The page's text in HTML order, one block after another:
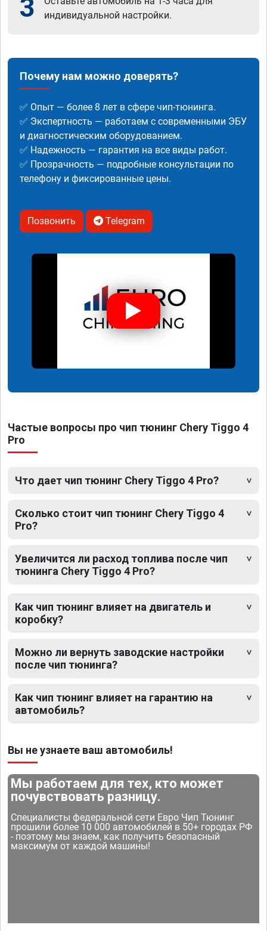
3
индивидуальной настройки.
Почему нам можно доверять?
✅ Опыт — более 8 лет в сфере чип-тюнинга.
✅ Экспертность — работаем с современными ЭБУ
и диагностическим оборудованием.
✅ Надежность — гарантия на все виды работ.
✅ Прозрачность — подробные консультации по
телефону и фиксированные цены.
Позвонить Telegram
Частые вопросы про чип тюнинг Chery Tiggo 4
Pro
Что дает чип тюнинг Chery Tiggo 4 Pro?
Сколько стоит чип тюнинг Chery Tiggo 4
Pro?
Увеличится ли расход топлива после чип
тюнинга Chery Tiggo 4 Pro?
Как чип тюнинг влияет на двигатель и
коробку?
Можно ли вернуть заводские настройки
после чип тюнинга?
Как чип тюнинг влияет на гарантию на
автомобиль?
Вы не узнаете ваш автомобиль!
Мы работаем для тех, кто может
почувствовать разницу.
Специалисты федеральной сети Евро Чип Тюнинг
прошили более 10 000 автомобилей в 50+ городах РФ
- поэтому мы знаем, как получить безопасный
максимум от каждой машины!